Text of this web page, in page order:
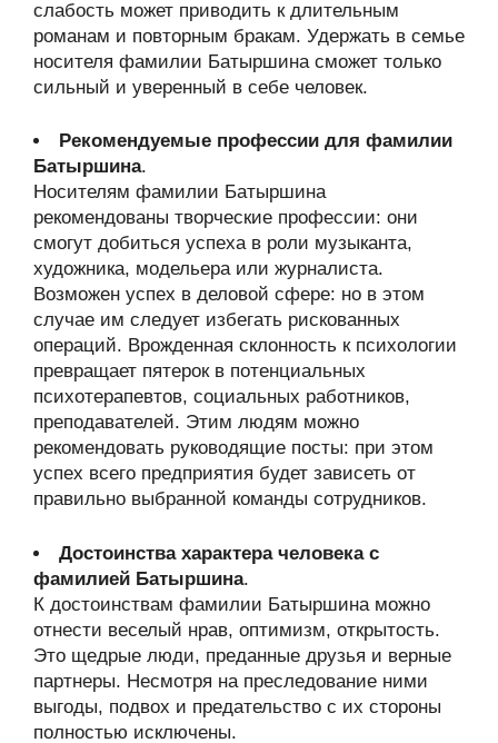
слабость может приводить к длительным
романам и повторным бракам. Удержать в семье
носителя фамилии Батыршина сможет только
сильный и уверенный в себе человек.
Рекомендуемые профессии для фамилии
Батыршина.
Носителям фамилии Батыршина
рекомендованы творческие профессии: они
смогут добиться успеха в роли музыканта,
художника, модельера или журналиста.
Возможен успех в деловой сфере: но в этом
случае им следует избегать рискованных
операций. Врожденная склонность к психологии
превращает пятерок в потенциальных
психотерапевтов, социальных работников,
преподавателей. Этим людям можно
рекомендовать руководящие посты: при этом
успех всего предприятия будет зависеть от
правильно выбранной команды сотрудников.
Достоинства характера человека с
фамилией Батыршина.
К достоинствам фамилии Батыршина можно
отнести веселый нрав, оптимизм, открытость.
Это щедрые люди, преданные друзья и верные
партнеры. Несмотря на преследование ними
выгоды, подвох и предательство с их стороны
полностью исключены.